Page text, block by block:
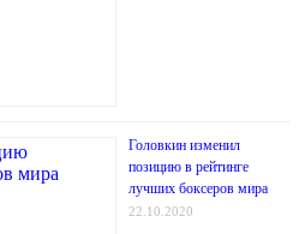
Головкин изменил
позицию в рейтинге
лучших боксеров мира
22.10.2020